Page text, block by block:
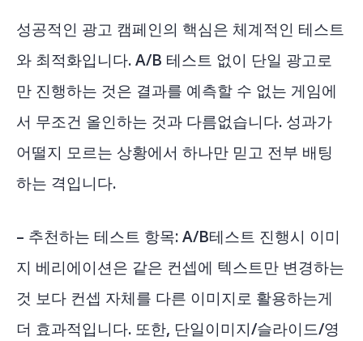
성공적인 광고 캠페인의 핵심은 체계적인 테스트
와 최적화입니다. A/B 테스트 없이 단일 광고로
만 진행하는 것은 결과를 예측할 수 없는 게임에
서 무조건 올인하는 것과 다름없습니다. 성과가
어떨지 모르는 상황에서 하나만 믿고 전부 배팅
하는 격입니다.
– 추천하는 테스트 항목: A/B테스트 진행시 이미
지 베리에이션은 같은 컨셉에 텍스트만 변경하는
것 보다 컨셉 자체를 다른 이미지로 활용하는게
더 효과적입니다. 또한, 단일이미지/슬라이드/영